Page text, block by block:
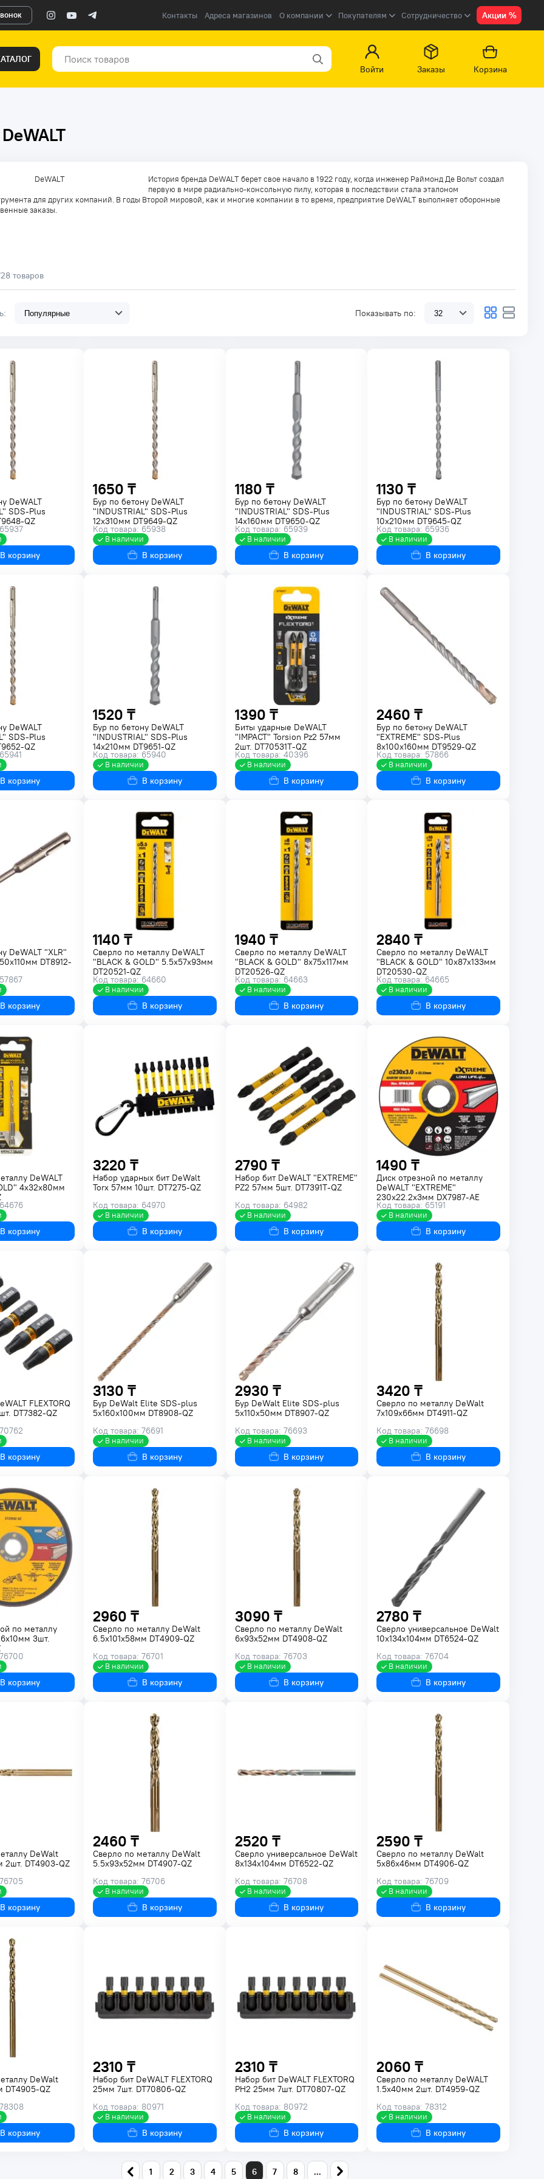
Контакты Адреса магазинов О компании Покупателям Сотрудничество Акции %
Войти
Заказы Корзина
История бренда DeWALT берет свое начало в 1922 году, когда инженер Раймонд Де Вольт создал
первую в мире радиально-консольную пилу, которая в последствии стала эталоном
для других компаний. В годы Второй мировой, как и многие компании в то время, предприятие DeWALT выполняет оборонные
заказы.
товаров
Показывать по:
DeWALT
SDS-Plus
QZ
В корзину
1650 ₸
Бур по бетону DeWALT
"INDUSTRIAL" SDS-Plus
12x310мм DT9649-QZ
Код товара: 65938
В наличии
В корзину
1180 ₸
Бур по бетону DeWALT
"INDUSTRIAL" SDS-Plus
14x160мм DT9650-QZ
Код товара: 65939
В наличии
В корзину
1130 ₸
Бур по бетону DeWALT
"INDUSTRIAL" SDS-Plus
10x210мм DT9645-QZ
Код товара: 65936
В наличии
В корзину
DeWALT
SDS-Plus
QZ
В корзину
1520 ₸
Бур по бетону DeWALT
"INDUSTRIAL" SDS-Plus
14x210мм DT9651-QZ
Код товара: 65940
В наличии
В корзину
1390 ₸
Биты ударные DeWALT
"IMPACT" Torsion Pz2 57мм
2шт. DT70531T-QZ
Код товара: 40396
В наличии
В корзину
2460 ₸
Бур по бетону DeWALT
"EXTREME" SDS-Plus
8х100х160мм DT9529-QZ
Код товара: 57866
В наличии
В корзину
DeWALT "XLR"
DT8912-
В корзину
1140 ₸
Сверло по металлу DeWALT
"BLACK & GOLD" 5.5х57х93мм
DT20521-QZ
Код товара: 64660
В наличии
В корзину
1940 ₸
Сверло по металлу DeWALT
"BLACK & GOLD" 8х75х117мм
DT20526-QZ
Код товара: 64663
В наличии
В корзину
2840 ₸
Сверло по металлу DeWALT
"BLACK & GOLD" 10х87х133мм
DT20530-QZ
Код товара: 64665
В наличии
В корзину
DeWALT
4х32х80мм
В корзину
3220 ₸
Набор ударных бит DeWalt
Torx 57мм 10шт. DT7275-QZ
Код товара: 64970
В наличии
В корзину
2790 ₸
Набор бит DeWALT "EXTREME"
PZ2 57мм 5шт. DT7391T-QZ
Код товара: 64982
В наличии
В корзину
1490 ₸
Диск отрезной по металлу
DeWALT "EXTREME"
230х22.2х3мм DX7987-AE
Код товара: 65191
В наличии
В корзину
FLEXTORQ
DT7382-QZ
В корзину
3130 ₸
Бур DeWalt Elite SDS-plus
5x160x100мм DT8908-QZ
Код товара: 76691
В наличии
В корзину
2930 ₸
Бур DeWalt Elite SDS-plus
5x110x50мм DT8907-QZ
Код товара: 76693
В наличии
В корзину
3420 ₸
Сверло по металлу DeWalt
7х109х66мм DT4911-QZ
Код товара: 76698
В наличии
В корзину
по металлу
3шт.
В корзину
2960 ₸
Сверло по металлу DeWalt
6.5х101х58мм DT4909-QZ
Код товара: 76701
В наличии
В корзину
3090 ₸
Сверло по металлу DeWalt
6х93х52мм DT4908-QZ
Код товара: 76703
В наличии
В корзину
2780 ₸
Сверло универсальное DeWalt
10x134x104мм DT6524-QZ
Код товара: 76704
В наличии
В корзину
DeWalt
2шт. DT4903-QZ
В корзину
2460 ₸
Сверло по металлу DeWalt
5.5х93х52мм DT4907-QZ
Код товара: 76706
В наличии
В корзину
2520 ₸
Сверло универсальное DeWalt
8x134x104мм DT6522-QZ
Код товара: 76708
В наличии
В корзину
2590 ₸
Сверло по металлу DeWalt
5х86х46мм DT4906-QZ
Код товара: 76709
В наличии
В корзину
DeWalt
DT4905-QZ
В корзину
2310 ₸
Набор бит DeWALT FLEXTORQ
25мм 7шт. DT70806-QZ
Код товара: 80971
В наличии
В корзину
2310 ₸
Набор бит DeWALT FLEXTORQ
PH2 25мм 7шт. DT70807-QZ
Код товара: 80972
В наличии
В корзину
2060 ₸
Сверло по металлу DeWALT
1.5х40мм 2шт. DT4959-QZ
Код товара: 78312
В наличии
В корзину
1 2 3 4 5 6 7 8 ...